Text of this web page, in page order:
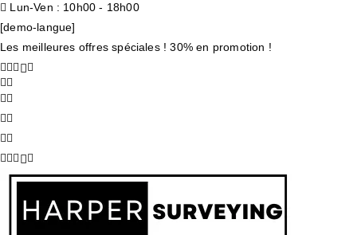
Lun-Ven : 10h00 - 18h00
[demo-langue]
Les meilleures offres spéciales ! 30% en promotion !